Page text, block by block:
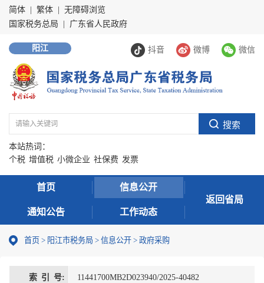
简体 繁体
无障碍浏览
国家税务总局
广东省人民政府
抖音 微博 微信
阳江
本站热词：
个税 增值税 小微企业 社保费 发票
首页 信息公开
通知公告 工作动态
返回省局
首页 > 阳江市税务局 > 信息公开 > 政府采购
索 引 号: 11441700MB2D023940/2025-40482